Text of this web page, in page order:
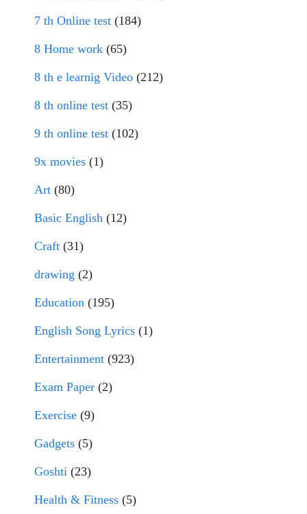
7 th Online test (184)
8 Home work (65)
8 th e learnig Video (212)
8 th online test (35)
9 th online test (102)
9x movies (1)
Art (80)
Basic English (12)
Craft (31)
drawing (2)
Education (195)
English Song Lyrics (1)
Entertainment (923)
Exam Paper (2)
Exercise (9)
Gadgets (5)
Goshti (23)
Health & Fitness (5)